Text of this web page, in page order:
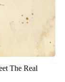
The Real